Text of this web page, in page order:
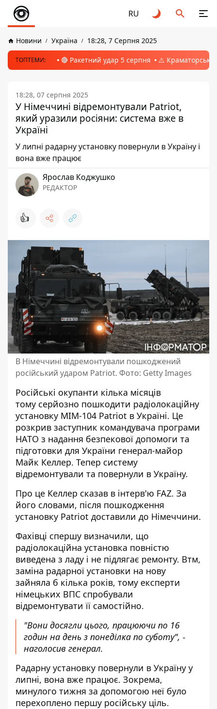
RU
Новини Україна 18:28, 7 Серпня 2025
ТОПТЕМИ: 🔴 Ракетний удар 5 серпня ⚠️ Краматорськ,
18:28, 07 серпня 2025
У Німеччині відремонтували Patriot,
який уразили росіяни: система вже в
Україні
У липні радарну установку повернули в Україну і
вона вже працює
Ярослав Коджушко
РЕДАКТОР
👍
В Німеччині відремонтували пошкоджений
російський ударом Patriot. Фото: Getty Images
Російські окупанти кілька місяців
тому серйозно пошкодити радіолокаційну
установку MIM-104 Patriot в Україні. Це
розкрив заступник командувача програми
НАТО з надання безпекової допомоги та
підготовки для України генерал-майор
Майк Келлер. Тепер систему
відремонтували та повернули в Україну.
Про це Келлер сказав в інтерв'ю FAZ. За
його словами, після пошкодження
установку Patriot доставили до Німеччини.
Фахівці спершу визначили, що
радіолокаційна установка повністю
виведена з ладу і не підлягає ремонту. Втм,
заміна радарної установки на нову
зайняла б кілька років, тому експерти
німецьких ВПС спробували
відремонтувати її самостійно.
"Вони досягли цього, працюючи по 16
годин на день з понеділка по суботу", -
наголосив генерал.
Радарну установку повернули в Україну у
липні, вона вже працює. Зокрема,
минулого тижня за допомогою неї було
перехоплено першу російську ціль.